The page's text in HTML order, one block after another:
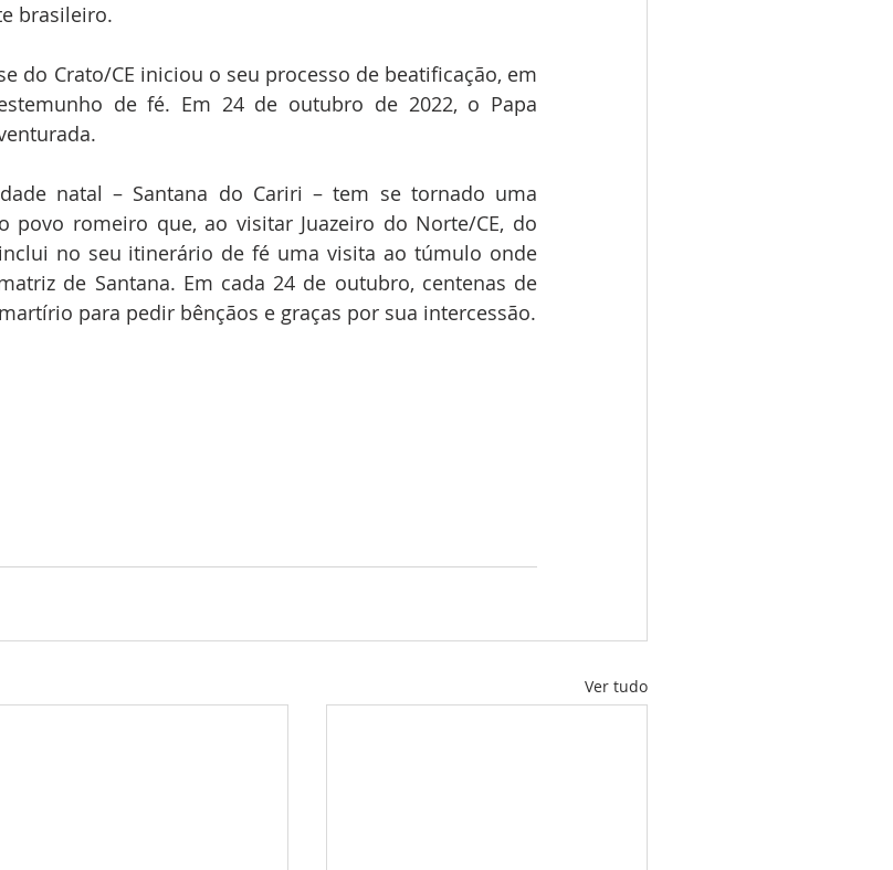
brasileiro.
do Crato/CE iniciou o seu processo de beatificação, em
de fé. Em 24 de outubro de 2022, o Papa
natal – Santana do Cariri – tem se tornado uma
povo romeiro que, ao visitar Juazeiro do Norte/CE, do
no seu itinerário de fé uma visita ao túmulo onde
de Santana. Em cada 24 de outubro, centenas de
para pedir bênçãos e graças por sua intercessão.
Ver tudo